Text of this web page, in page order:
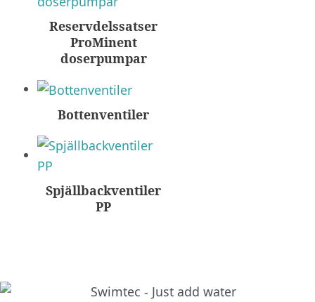
Reservdelssatser
ProMinent
doserpumpar
Bottenventiler
Spjällbackventiler
PP